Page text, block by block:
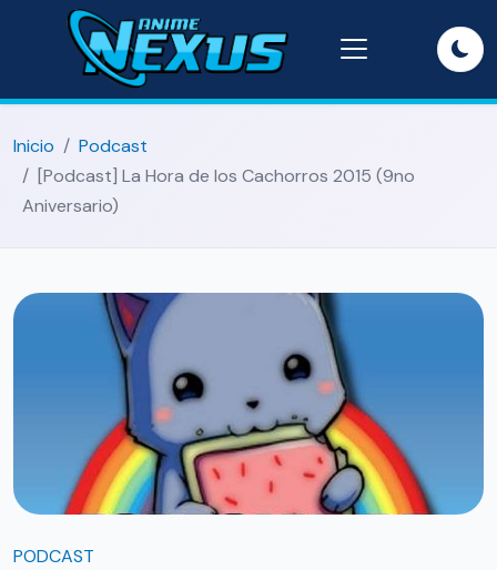
Inicio
Podcast
[Podcast] La Hora de los Cachorros 2015 (9no
Aniversario)
PODCAST